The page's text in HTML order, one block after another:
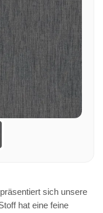
sich unsere
hat eine feine